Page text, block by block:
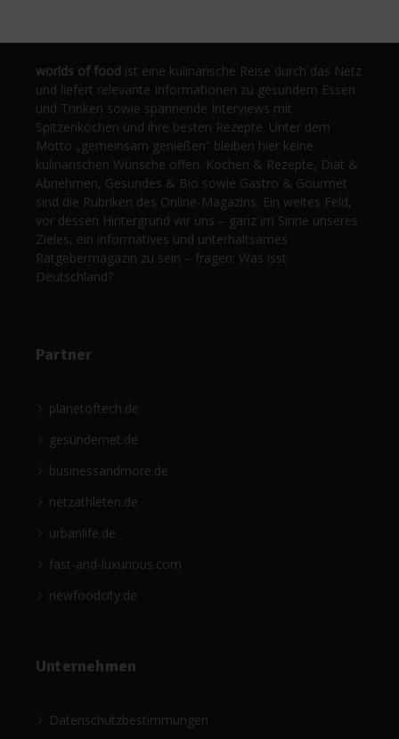
worlds of food ist eine kulinarische Reise durch das Netz
und liefert relevante Informationen zu gesundem Essen
und Trinken sowie spannende Interviews mit
Spitzenköchen und ihre besten Rezepte. Unter dem
Motto „gemeinsam genießen“ bleiben hier keine
kulinarischen Wünsche offen. Kochen & Rezepte, Diät &
Abnehmen, Gesundes & Bio sowie Gastro & Gourmet
sind die Rubriken des Online-Magazins. Ein weites Feld,
vor dessen Hintergrund wir uns – ganz im Sinne unseres
Zieles, ein informatives und unterhaltsames
Ratgebermagazin zu sein – fragen: Was isst
Deutschland?
Partner
planetoftech.de
gesündernet.de
businessandmore.de
netzathleten.de
urbanlife.de
fast-and-luxurious.com
newfoodcity.de
Unternehmen
Datenschutzbestimmungen